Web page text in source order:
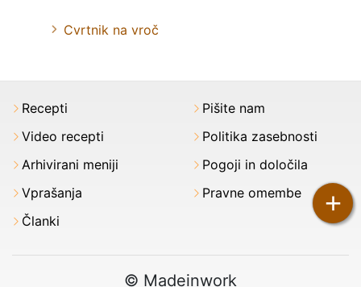
+
Cvrtnik na vroč
Recepti
Video recepti
Arhivirani meniji
Vprašanja
Članki
Pišite nam
Politika zasebnosti
Pogoji in določila
Pravne omembe
© Madeinwork